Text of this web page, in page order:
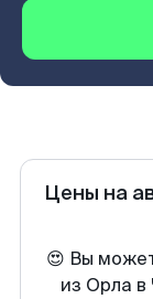
Цены на
😍 Вы
из Орла в